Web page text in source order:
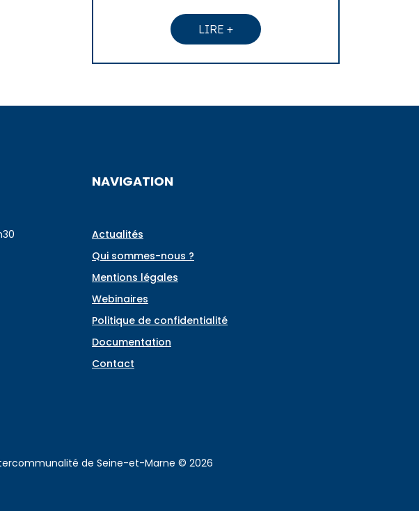
LIRE +
NAVIGATION
Actualités
Qui sommes-nous ?
Mentions légales
Webinaires
Politique de confidentialité
Documentation
Contact
de Seine-et-Marne © 2026